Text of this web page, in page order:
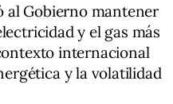
al Gobierno mantener
y el gas más
internacional
y la volatilidad